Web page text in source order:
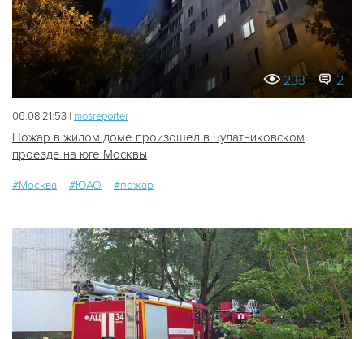
233 2
06.08 21:53 | mosreporter
Пожар в жилом доме произошел в Булатниковском
проезде на юге Москвы
#Москва #ЮАО #пожар